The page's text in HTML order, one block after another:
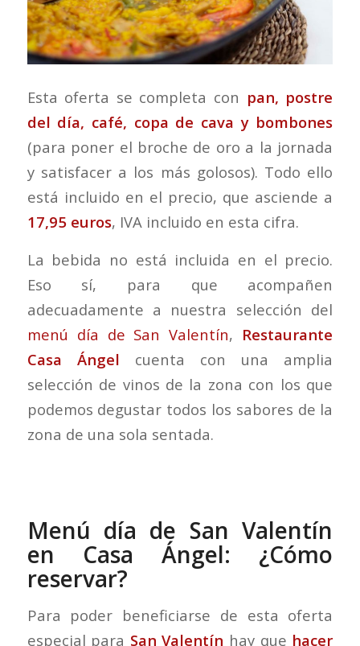
Esta oferta se completa con pan, postre
del día, café, copa de cava y bombones
(para poner el broche de oro a la jornada
y satisfacer a los más golosos). Todo ello
está incluido en el precio, que asciende a
17,95 euros, IVA incluido en esta cifra.
La bebida no está incluida en el precio.
Eso sí, para que acompañen
adecuadamente a nuestra selección del
menú día de San Valentín, Restaurante
Casa Ángel cuenta con una amplia
selección de vinos de la zona con los que
podemos degustar todos los sabores de la
zona de una sola sentada.
Menú día de San Valentín
en Casa Ángel: ¿Cómo
reservar?
Para poder beneficiarse de esta oferta
especial para San Valentín hay que hacer